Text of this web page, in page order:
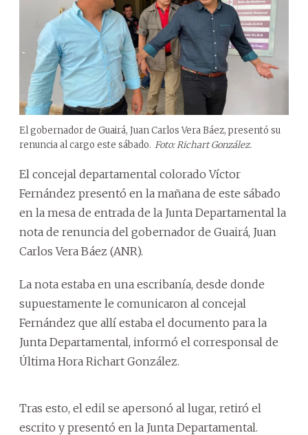
El gobernador de Guairá, Juan Carlos Vera Báez, presentó su
renuncia al cargo este sábado. Foto: Richart González.
El concejal departamental colorado Víctor
Fernández presentó en la mañana de este sábado
en la mesa de entrada de la Junta Departamental la
nota de renuncia del gobernador de Guairá, Juan
Carlos Vera Báez (ANR).
La nota estaba en una escribanía, desde donde
supuestamente le comunicaron al concejal
Fernández que allí estaba el documento para la
Junta Departamental, informó el corresponsal de
Última Hora Richart González.
Tras esto, el edil se apersonó al lugar, retiró el
escrito y presentó en la Junta Departamental.